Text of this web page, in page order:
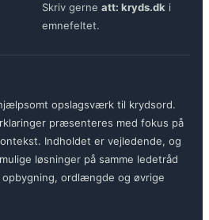
Skriv gerne att: kryds.dk i
emnefeltet.
opslagsværk til krydsord.
præsenteres med fokus på
Indholdet er vejledende, og
løsninger på samme ledetråd
ordlængde og øvrige